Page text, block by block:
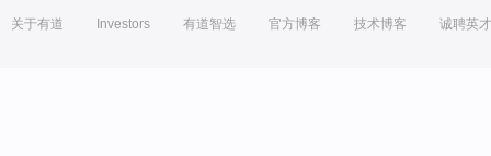
关于有道 Investors 有道智选 官方博客 技术博客 诚聘英才